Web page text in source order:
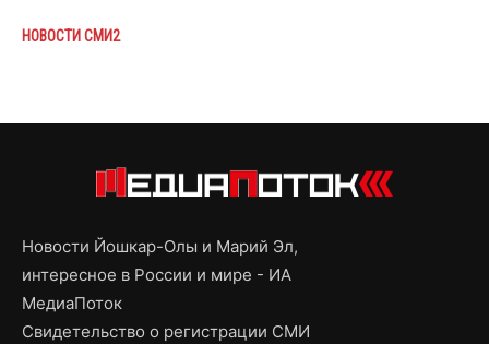
НОВОСТИ СМИ2
Новости Йошкар-Олы и Марий Эл,
интересное в России и мире - ИА
МедиаПоток
Свидетельство о регистрации СМИ